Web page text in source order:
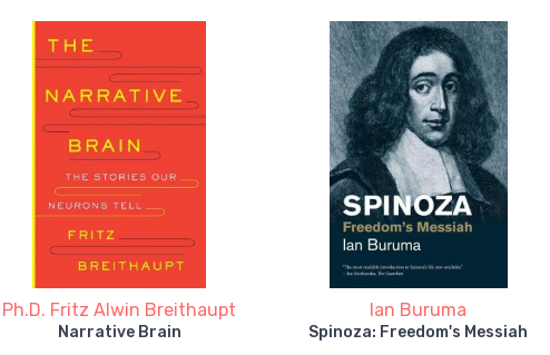
Ph.D. Fritz Alwin Breithaupt
Narrative Brain
Ian Buruma
Spinoza: Freedom's Messiah